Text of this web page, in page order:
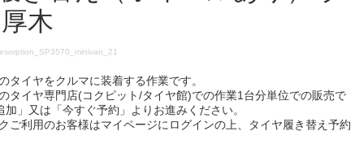
木
タイヤをクルマに装着する作業です。
タイヤ専門店(コクピット/タイヤ館)での作業1台分単位での販売で
加」又は「今すぐ予約」よりお進みください。
ご利用のお客様はマイページにログインの上、タイヤ履き替え予約